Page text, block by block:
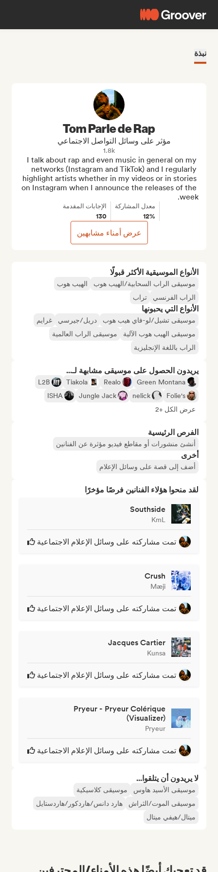
نبذة
الأنواع الموسيقية الأكثر قبولًا
موسيقى الراب السحابية/الهيب هوب
الهيب هوب
الراب الفرنسي
تراب
الأنواع التي يحبونها
موسيقى تشيل/لو-فاي هيب هوب دريل/جيرسي
غرايم
موسيقى الهيب هوب الآلية
موسيقى الراب العالمية
الراب باللغة الإنجليزية
يريدون الحصول على موسيقى مشابهة لـ...
Green Montana
Realo
Tiakola
L2B
Folie's
nelick
Jungle Jack
ISHA
عرض الكل +2
الفرص الرئيسية
أنشئ منشورات أو مقاطع فيديو مؤثرة عن الفنانين
أخرى
أضف إلى قصة على وسائل الإعلام
لقد منحوا هؤلاء الفنانين فرصًا مؤخرًا
Southside
KmL
تمت مشاركته على وسائل الإعلام الاجتماعية
Crush
Mæji
تمت مشاركته على وسائل الإعلام الاجتماعية
Jacques Cartier
Kunsa
تمت مشاركته على وسائل الإعلام الاجتماعية
Pryeur - Pryeur Colérique
(Visualizer)
Pryeur
تمت مشاركته على وسائل الإعلام الاجتماعية
لا يريدون أن يتلقوا...
موسيقى الأسيد هاوس
موسيقى كلاسيكية
موسيقى الموت/الثراش
هارد دانس/هاردكور/هاردستايل
ميتال/هيفي ميتال
Tom Parle de Rap
مؤثر على وسائل التواصل الاجتماعي
1.8k
I talk about rap and even music in general on my
networks (Instagram and TikTok) and I regularly
highlight artists whether in my videos or in stories
on Instagram when I announce the releases of the
week.
معدل المشاركة
12%
الإجابات المقدمة
130
عرض أمناء مشابهين